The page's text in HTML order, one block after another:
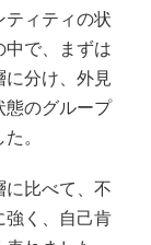
ティティの状
中で、まずは
に分け、外見
態のグループ
。
に比べて、不
強く、自己肯